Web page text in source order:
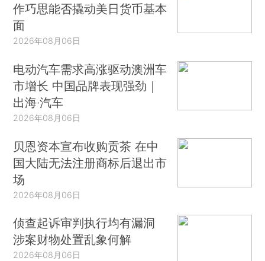
作巧思能否撬动美日货币基本
面
2026年08月06日
电动汽车需求高涨驱动澳洲车
市增长 中国品牌表现强劲｜
出海·汽车
2026年08月06日
贝恩资本宣布收购贡茶 在中
国大陆无法注册商标后退出市
场
2026年08月06日
侦查起诉审判执行均有漏洞
涉案财物处置乱象何解
2026年08月06日